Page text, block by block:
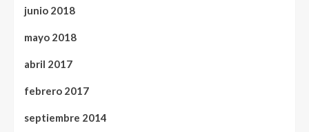
junio 2018
mayo 2018
abril 2017
febrero 2017
septiembre 2014